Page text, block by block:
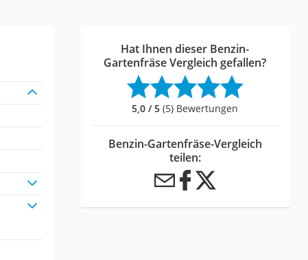
Hat Ihnen dieser Benzin-
Gartenfräse Vergleich gefallen?
5,0 / 5 (5) Bewertungen
Benzin-Gartenfräse-Vergleich
teilen: